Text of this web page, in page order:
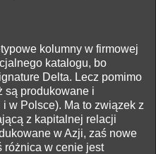
kolumny w firmowej
katalogu, bo
Delta. Lecz pomimo
są produkowane i
w Polsce). Ma to związek z
z kapitalnej relacji
w Azji, zaś nowe
różnica w cenie jest